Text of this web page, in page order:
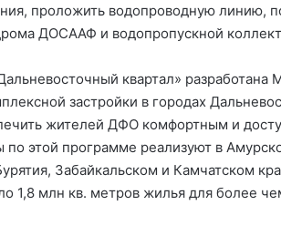
проложить водопроводную линию,
ДОСААФ и водопропускной
квартал» разработана
застройки в городах
жителей ДФО комфортным и
по этой программе реализуют в
Забайкальском и Камчатском
1,8 млн кв. метров жилья для более